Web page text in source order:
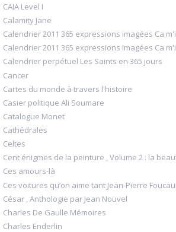
CAIA Level I
Calamity Jane
Calendrier 2011 365 expressions imagées Ca
Calendrier 2011 365 expressions imagées Ca
Calendrier perpétuel Les Saints en 365 jours
Cancer
Cartes du monde à travers l'histoire
Casier politique Ali Soumare
Catalogue Monet
Cathédrales
Celtes
Cent énigmes de la peinture , Volume 2 : la
Ces amours-là
Ces voitures qu’on aime tant Jean-Pierre
César , Anthologie par Jean Nouvel
Charles De Gaulle Mémoires
Charles Enderlin